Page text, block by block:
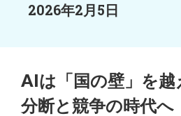
2026年2月5日
AIは「国の壁」を越
分断と競争の時代へ